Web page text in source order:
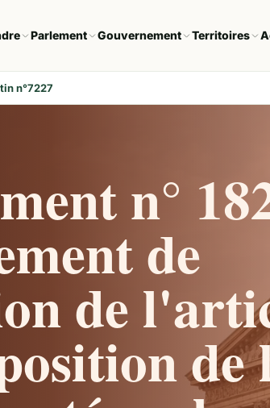
Parlement Gouvernement Territoires
n°7227
n°
de
de
de